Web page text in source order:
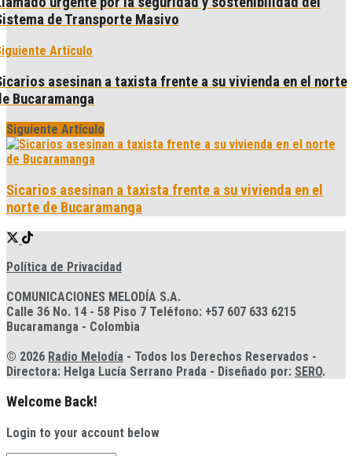
de Transporte Masivo
Artículo
asesinan a taxista frente a su vivienda en el norte
Bucaramanga
Siguiente Artículo
Sicarios asesinan a taxista frente a su vivienda en el
norte de Bucaramanga
Política de Privacidad
COMUNICACIONES MELODÍA S.A.
Calle 36 No. 14 - 58 Piso 7 Teléfono: +57 607 633 6215
Bucaramanga - Colombia
© 2026 Radio Melodía - Todos los Derechos Reservados -
Directora: Helga Lucía Serrano Prada - Diseñado por: SERO.
Welcome Back!
Login to your account below